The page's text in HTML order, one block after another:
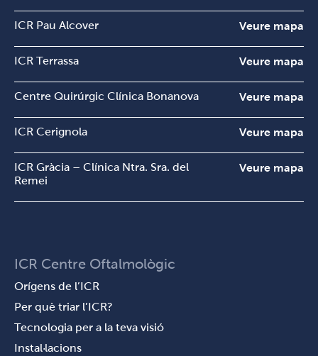
ICR Pau Alcover Veure mapa
ICR Terrassa Veure mapa
Centre Quirúrgic Clínica Bonanova Veure mapa
ICR Cerignola Veure mapa
ICR Gràcia – Clínica Ntra. Sra. del
Remei
Veure mapa
ICR Centre Oftalmològic
Orígens de l’ICR
Per què triar l’ICR?
Tecnologia per a la teva visió
Instal·lacions